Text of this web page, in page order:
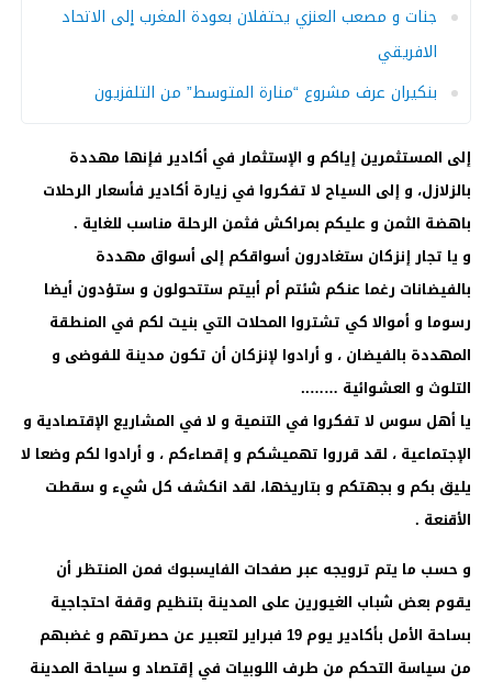
جنات و مصعب العنزي يحتفلان بعودة المغرب إلى الاتحاد
الافريقي
بنكيران عرف مشروع “منارة المتوسط” من التلفزيون
إلى المستثمرين إياكم و الإستثمار في أكادير فإنها مهددة
بالزلازل، و إلى السياح لا تفكروا في زيارة أكادير فأسعار الرحلات
باهضة الثمن و عليكم بمراكش فثمن الرحلة مناسب للغاية .
و يا تجار إنزكان ستغادرون أسواقكم إلى أسواق مهددة
بالفيضانات رغما عنكم شئتم أم أبيتم ستتحولون و ستؤدون أيضا
رسوما و أموالا كي تشتروا المحلات التي بنيت لكم في المنطقة
المهددة بالفيضان ، و أرادوا لإنزكان أن تكون مدينة للفوضى و
التلوث و العشوائية ……..
يا أهل سوس لا تفكروا في التنمية و لا في المشاريع الإقتصادية و
الإجتماعية ، لقد قرروا تهميشكم و إقصاءكم ، و أرادوا لكم وضعا لا
يليق بكم و بجهتكم و بتاريخها، لقد انكشف كل شيء و سقطت
الأقنعة .
و حسب ما يتم ترويجه عبر صفحات الفايسبوك فمن المنتظر أن
يقوم بعض شباب الغيورين على المدينة بتنظيم وقفة احتجاجية
بساحة الأمل بأكادير يوم 19 فبراير لتعبير عن حصرتهم و غضبهم
من سياسة التحكم من طرف اللوبيات في إقتصاد و سياحة المدينة